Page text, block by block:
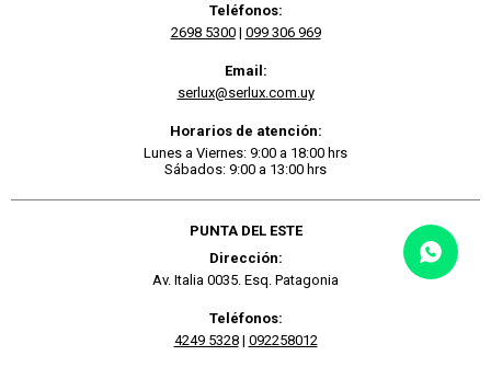
Teléfonos:
2698 5300| 099 306 969
Email:
serlux@serlux.com.uy
Horarios de atención:
Lunes a Viernes: 9:00 a 18:00 hrs
Sábados: 9:00 a 13:00 hrs
PUNTA DEL ESTE
Dirección:
Av. Italia 0035. Esq. Patagonia
Teléfonos:
4249 5328| 092258012